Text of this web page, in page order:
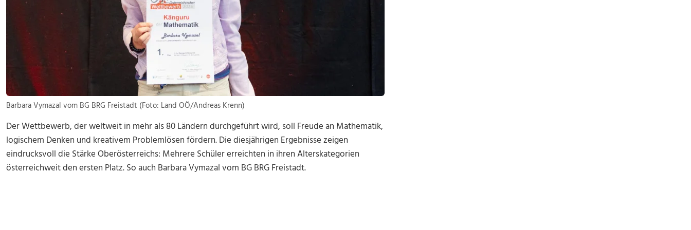
Barbara Vymazal vom BG BRG Freistadt (Foto: Land OÖ/Andreas Krenn)
Der Wettbewerb, der weltweit in mehr als 80 Ländern durchgeführt wird, soll Freude an Mathematik,
logischem Denken und kreativem Problemlösen fördern. Die diesjährigen Ergebnisse zeigen
eindrucksvoll die Stärke Oberösterreichs: Mehrere Schüler erreichten in ihren Alterskategorien
österreichweit den ersten Platz. So auch Barbara Vymazal vom BG BRG Freistadt.